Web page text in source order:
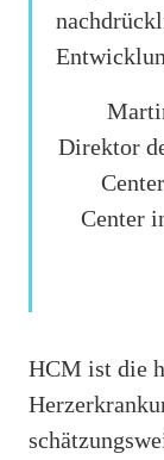
Direktor
Center
HCM ist die